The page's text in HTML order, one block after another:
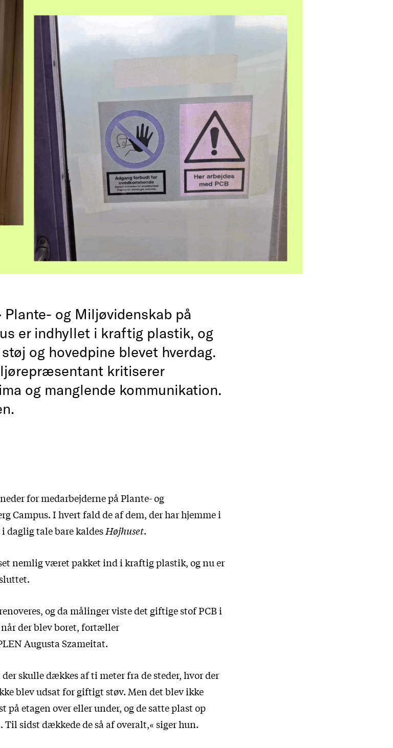
Plante- og Miljøvidenskab på
er indhyllet i kraftig plastik, og
og hovedpine blevet hverdag.
kritiserer
og manglende kommunikation.
for medarbejderne på Plante- og
Campus. I hvert fald de af dem, der har hjemme i
daglig tale bare kaldesHøjhuset.
nemlig været pakket ind i kraftig plastik, og nu er
og da målinger viste det giftige stof PCB i
der blev boret, fortæller
Augusta Szameitat.
skulle dækkes af ti meter fra de steder, hvor der
blev udsat for giftigt støv. Men det blev ikke
på etagen over eller under, og de satte plast op
Til sidst dækkede de så af overalt,« siger hun.